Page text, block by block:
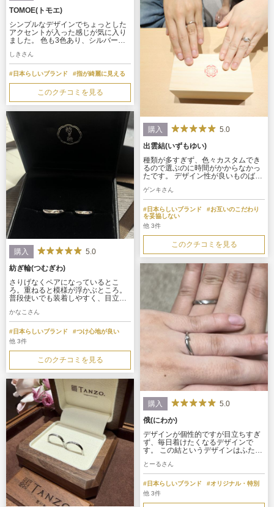
TOMOE(トモエ)
シンプルなデザインでちょっとした
アクセントが入った感じが気に入り
ました。 色も3色あり、シルバーゴ
いましたが、シルバーの指輪つけて
ます！感が嫌だったので、ピンクゴ
ールドにしました。 指の色と馴染む
れるので気に入っています。
しきさん
#日本らしいブランド #指が綺麗に見える
このクチコミを見る
購入
5.0
出雲結(いずもゆい)
種類が多すぎず、色々カスタムでき
るので選ぶのに時間がかからなかっ
たです。 デザイン性が良いものばか
選んだ際、結婚指輪は別のタイプか
迷いましたが、担当して頂いた方に
相談し、同じ風結にしました。満足
してます
ゲンキさん
#日本らしいブランド
#お互いのこだわり
を妥協しない
他 3件
このクチコミを見る
購入
5.0
紡ぎ輪(つむぎわ)
さりげなくペアになっているとこ
ろ。重ねると模様が浮かぶところ。
普段使いでも装着しやすく、目立た
ると感じられるような模様。桜の花
びらが日本らしくてとてもかわい
い。天の川のような模様も可愛い
かなこさん
#日本らしいブランド
#つけ心地が良い
他 3件
このクチコミを見る
購入
5.0
俄(にわか)
デザインが個性的ですが目立ちすぎ
ず、毎日着けたくなるデザインで
す。 この結というデザインはふたり
る結び目で表現しており、これから
の人生を共に歩むふたりにぴったり
ということで、そのコンセプトも素
敵です！
とーるさん
#日本らしいブランド
#オリジナル・特別
他 3件